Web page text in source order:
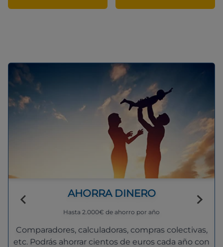
AHORRA DINERO
Hasta 2.000€ de ahorro por año
Comparadores, calculadoras, compras colectivas,
etc. Podrás ahorrar cientos de euros cada año con